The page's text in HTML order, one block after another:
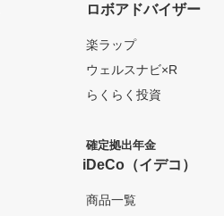
ロボアドバイザー
楽ラップ
ウェルスナビ×R
らくらく投資
確定拠出年金
iDeCo（イデコ）
商品一覧